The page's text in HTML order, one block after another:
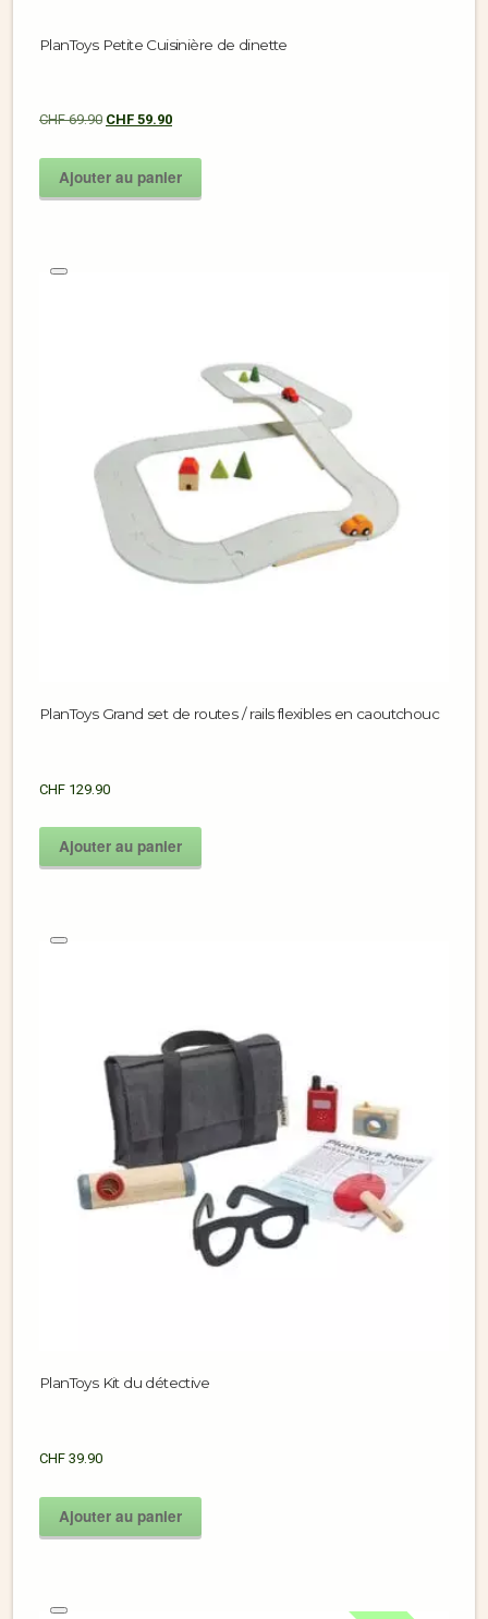
PlanToys Petite Cuisinière de dinette
CHF69.90 CHF 59.90
Ajouter au panier
PlanToys Grand set de routes / rails flexibles en caoutchouc
CHF 129.90
Ajouter au panier
PlanToys Kit du détective
CHF 39.90
Ajouter au panier